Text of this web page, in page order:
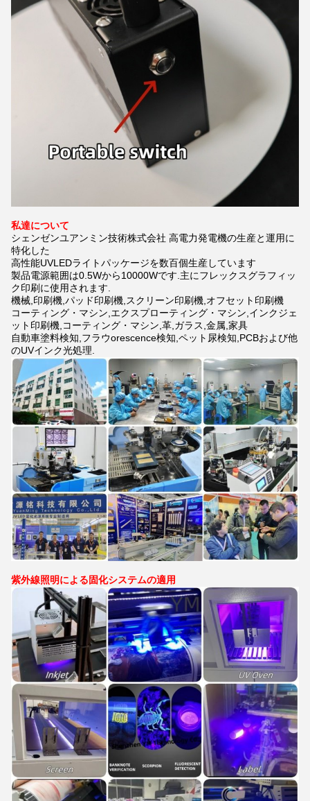
私達について
シェンゼンユアンミン技術株式会社 高電力発電機の生産と運用に
特化した
高性能UVLEDライトパッケージを数百個生産しています
製品電源範囲は0.5Wから10000Wです.主にフレックスグラフィッ
ク印刷に使用されます.
機械,印刷機,パッド印刷機,スクリーン印刷機,オフセット印刷機
コーティング・マシン,エクスプローティング・マシン,インクジェ
ット印刷機,コーティング・マシン,革,ガラス,金属,家具
自動車塗料検知,フラウorescence検知,ペット尿検知,PCBおよび他
のUVインク光処理.
紫外線照明による固化システムの適用